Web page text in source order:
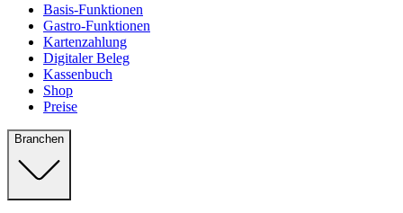
Basis-Funktionen
Gastro-Funktionen
Kartenzahlung
Digitaler Beleg
Kassenbuch
Shop
Preise
Branchen